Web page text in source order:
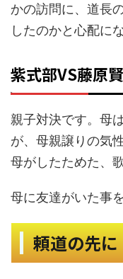
かの訪問に、道長
したのかと心配に
紫式部VS藤原
親子対決です。母
が、母親譲りの気
母がしたためた、
母に友達がいた事
頼道の先に